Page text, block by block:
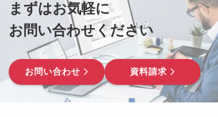
まずはお気軽に
お問い合わせください
お問い合わせ 資料請求